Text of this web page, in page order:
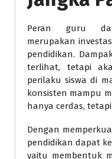
Peran guru
merupakan
pendidikan.
terlihat, tetapi
perilaku siswa di
konsisten mampu
hanya cerdas,
Dengan
pendidikan dapat
yaitu membentuk